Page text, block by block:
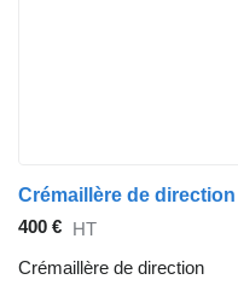
400 € HT
Crémaillère de direction